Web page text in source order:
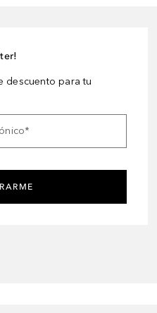
descuento para tu
*